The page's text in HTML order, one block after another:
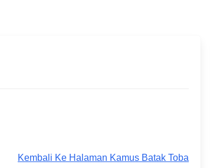
Kembali Ke Halaman Kamus Batak Toba